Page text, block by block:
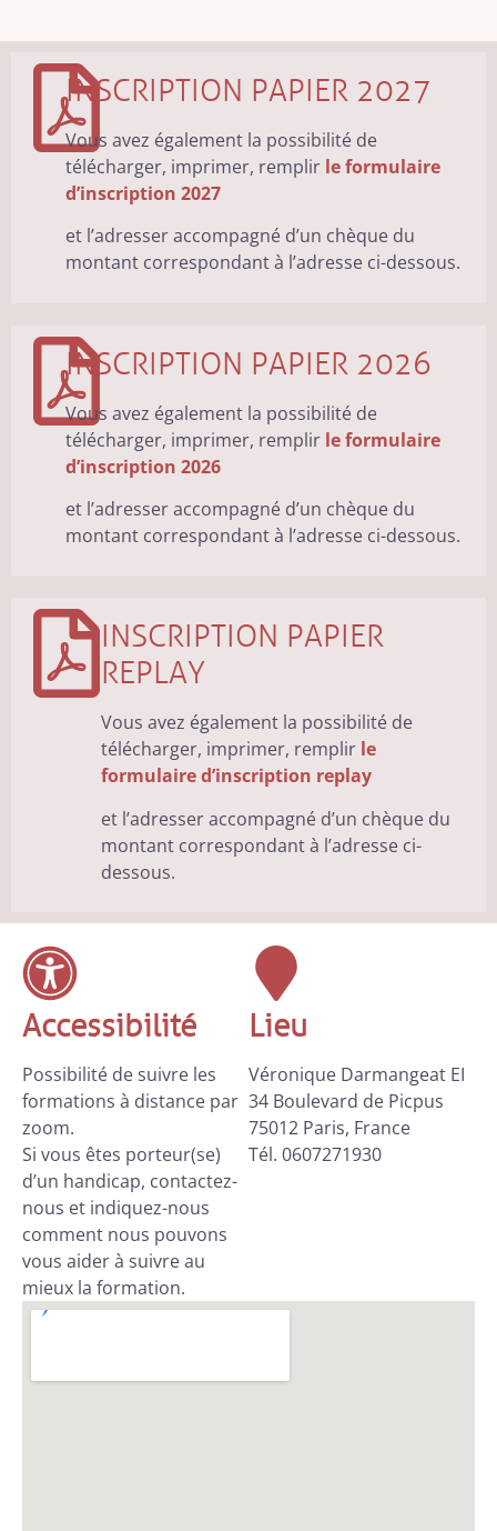
INSCRIPTION PAPIER 2027
Vous avez également la possibilité de
télécharger, imprimer, remplir le formulaire
d’inscription 2027
et l’adresser accompagné d’un chèque du
montant correspondant à l’adresse ci-dessous.
INSCRIPTION PAPIER 2026
Vous avez également la possibilité de
télécharger, imprimer, remplir le formulaire
d’inscription 2026
et l’adresser accompagné d’un chèque du
montant correspondant à l’adresse ci-dessous.
INSCRIPTION PAPIER
REPLAY
Vous avez également la possibilité de
télécharger, imprimer, remplir le
formulaire d’inscription replay
et l’adresser accompagné d’un chèque du
montant correspondant à l’adresse ci-
dessous.
Accessibilité
Possibilité de suivre les
formations à distance par
zoom.
Si vous êtes porteur(se)
d’un handicap, contactez-
nous et indiquez-nous
comment nous pouvons
vous aider à suivre au
mieux la formation.
Lieu
Véronique Darmangeat EI
34 Boulevard de Picpus
75012 Paris, France
Tél. 0607271930